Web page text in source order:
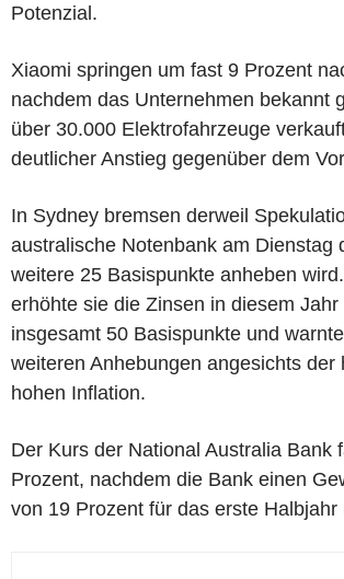
Potenzial.
Xiaomi springen um fast 9 Prozent
nachdem das Unternehmen bekannt
über 30.000 Elektrofahrzeuge
deutlicher Anstieg gegenüber dem
In Sydney bremsen derweil
australische Notenbank am Dienstag
weitere 25 Basispunkte anheben
erhöhte sie die Zinsen in diesem Jahr
insgesamt 50 Basispunkte und
weiteren Anhebungen angesichts der
hohen Inflation.
Der Kurs der National Australia Bank
Prozent, nachdem die Bank einen
von 19 Prozent für das erste Halbjahr